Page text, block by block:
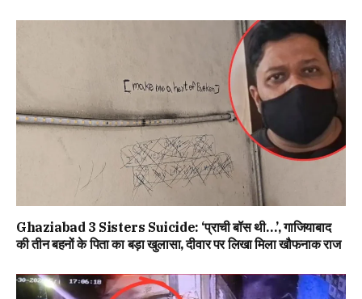
Ghaziabad 3 Sisters Suicide: ‘प्राची बॉस थी…’, गाजियाबाद
की तीन बहनों के पिता का बड़ा खुलासा, दीवार पर लिखा मिला खौफनाक राज